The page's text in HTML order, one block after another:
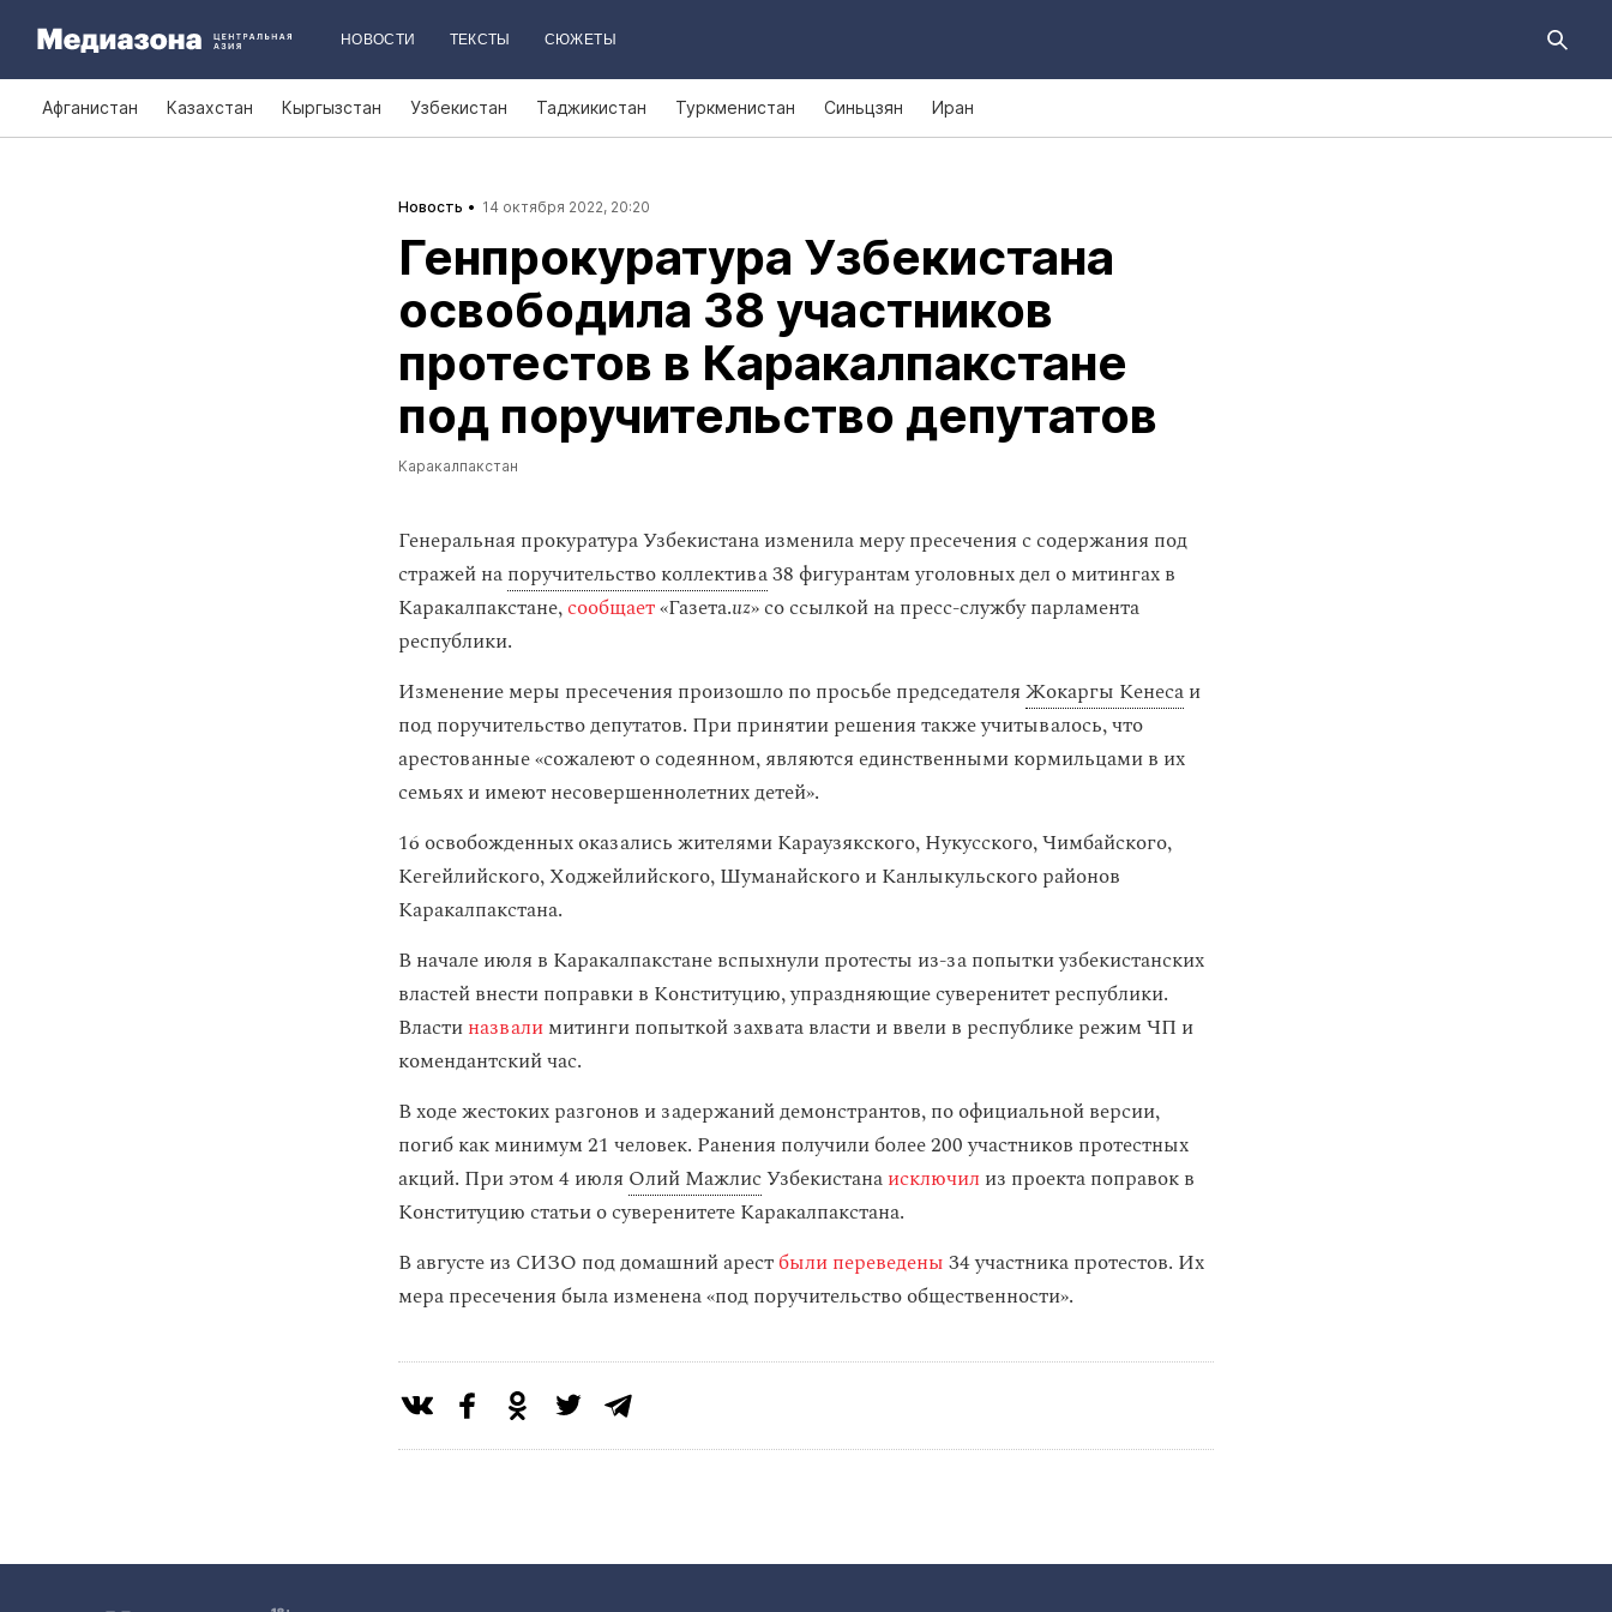
НОВОСТИ ТЕКСТЫ СЮЖЕТЫ
Афганистан Казахстан Кыргызстан Узбекистан Таджикистан Туркменистан Синьцзян Иран
Новость 14 октября 2022, 20:20
Генпрокуратура Узбекистана
освободила 38 участников
протестов в Каракалпакстане
под поручительство депутатов
Каракалпакстан
Генеральная прокуратура Узбекистана изменила меру пресечения с содержания под
стражей напоручительство коллектива38 фигурантам уголовных дел о митингах в
Каракалпакстане,сообщает«Газета.uz» со ссылкой на пресс-службу парламента
республики.
Изменение меры пресечения произошло по просьбе председателяЖокаргы Кенесаи
под поручительство депутатов. При принятии решения также учитывалось, что
арестованные «сожалеют о содеянном, являются единственными кормильцами в их
семьях и имеют несовершеннолетних детей».
16 освобожденных оказались жителями Караузякского, Нукусского, Чимбайского,
Кегейлийского, Ходжейлийского, Шуманайского и Канлыкульского районов
Каракалпакстана.
В начале июля в Каракалпакстане вспыхнули протесты из-за попытки узбекистанских
властей внести поправки в Конституцию, упраздняющие суверенитет республики.
Властиназвалимитинги попыткой захвата власти и ввели в республике режим ЧП и
комендантский час.
В ходе жестоких разгонов и задержаний демонстрантов, по официальной версии,
погиб как минимум 21 человек. Ранения получили более 200 участников протестных
акций. При этом 4 июля Олий МажлисУзбекистанаисключил из проекта поправок в
Конституцию статьи о суверенитете Каракалпакстана.
В августе из СИЗО под домашний арестбыли переведены34 участника протестов. Их
мера пресечения была изменена «под поручительство общественности».